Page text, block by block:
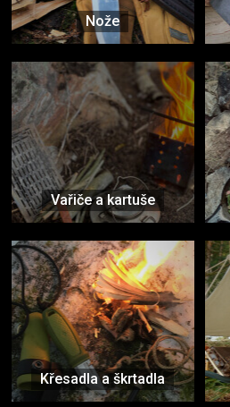
Nože
Vařiče a kartuše
Křesadla a škrtadla